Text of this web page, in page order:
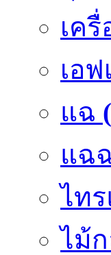
เค
เอ
แฉ
แฉ
ไท
ไม้